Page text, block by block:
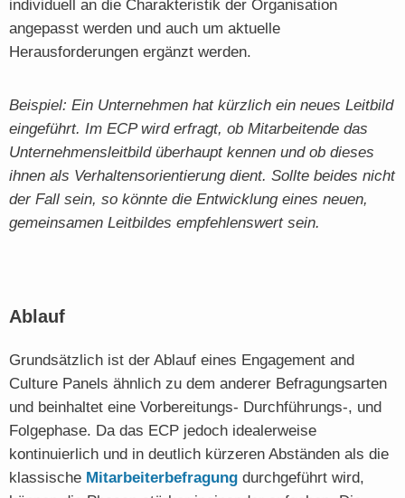
individuell an die Charakteristik der Organisation
angepasst werden und auch um aktuelle
Herausforderungen ergänzt werden.
Beispiel: Ein Unternehmen hat kürzlich ein neues Leitbild
eingeführt. Im ECP wird erfragt, ob Mitarbeitende das
Unternehmensleitbild überhaupt kennen und ob dieses
ihnen als Verhaltensorientierung dient. Sollte beides nicht
der Fall sein, so könnte die Entwicklung eines neuen,
gemeinsamen Leitbildes empfehlenswert sein.
Ablauf
Grundsätzlich ist der Ablauf eines Engagement and
Culture Panels ähnlich zu dem anderer Befragungsarten
und beinhaltet eine Vorbereitungs- Durchführungs-, und
Folgephase. Da das ECP jedoch idealerweise
kontinuierlich und in deutlich kürzeren Abständen als die
klassische Mitarbeiterbefragung durchgeführt wird,